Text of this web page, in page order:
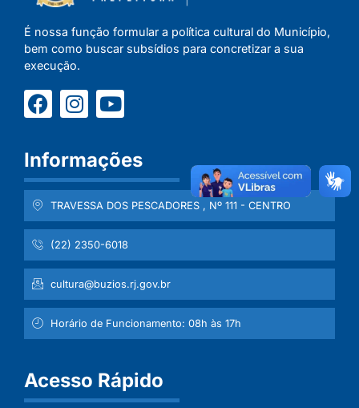
É nossa função formular a política cultural do Município,
bem como buscar subsídios para concretizar a sua
execução.
Informações
TRAVESSA DOS PESCADORES , Nº 111 - CENTRO
(22) 2350-6018
cultura@buzios.rj.gov.br
Horário de Funcionamento: 08h às 17h
Acesso Rápido